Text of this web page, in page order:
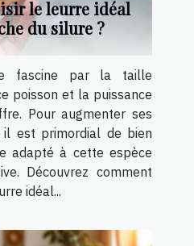
le leurre idéal
du silure ?
fascine par la taille
poisson et la puissance
Pour augmenter ses
il est primordial de bien
adapté à cette espèce
Découvrez comment
idéal...